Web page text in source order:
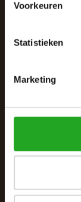
Voorkeuren
Statistieken
Marketing